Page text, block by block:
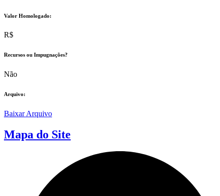
Valor Homologado: ​
R$
Recursos ou Impugnações? ​
Não
Arquivo:
Baixar Arquivo
Mapa do Site